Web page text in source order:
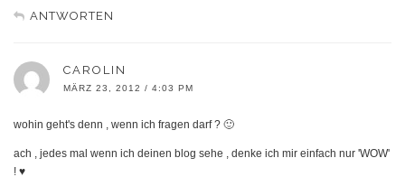
ANTWORTEN
CAROLIN
MÄRZ 23, 2012 / 4:03 PM
wohin geht's denn , wenn ich fragen darf ? 🙂
ach , jedes mal wenn ich deinen blog sehe , denke ich mir einfach nur 'WOW'
! ♥